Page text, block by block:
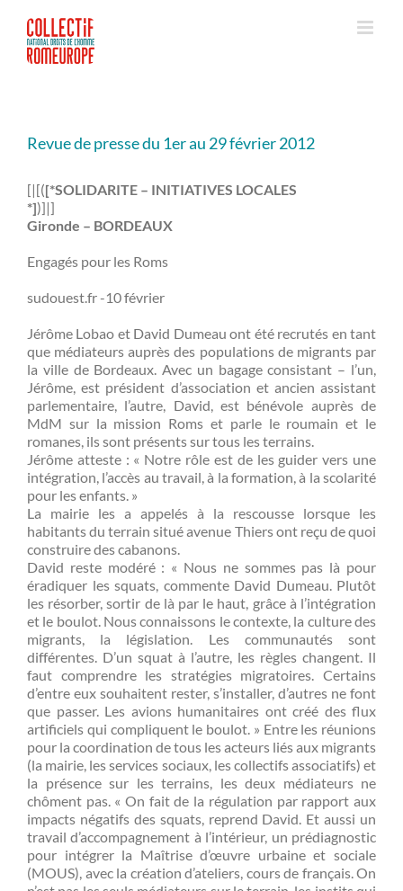
contenu
Revue de presse du 1er au 29 février 2012
[|[([*SOLIDARITE – INITIATIVES LOCALES
*])]|]
Gironde – BORDEAUX
Engagés pour les Roms
sudouest.fr -10 février
Jérôme Lobao et David Dumeau ont été recrutés en tant
que médiateurs auprès des populations de migrants par
la ville de Bordeaux. Avec un bagage consistant – l’un,
Jérôme, est président d’association et ancien assistant
parlementaire, l’autre, David, est bénévole auprès de
MdM sur la mission Roms et parle le roumain et le
romanes, ils sont présents sur tous les terrains.
Jérôme atteste : « Notre rôle est de les guider vers une
intégration, l’accès au travail, à la formation, à la scolarité
pour les enfants. »
La mairie les a appelés à la rescousse lorsque les
habitants du terrain situé avenue Thiers ont reçu de quoi
construire des cabanons.
David reste modéré : « Nous ne sommes pas là pour
éradiquer les squats, commente David Dumeau. Plutôt
les résorber, sortir de là par le haut, grâce à l’intégration
et le boulot. Nous connaissons le contexte, la culture des
migrants, la législation. Les communautés sont
différentes. D’un squat à l’autre, les règles changent. Il
faut comprendre les stratégies migratoires. Certains
d’entre eux souhaitent rester, s’installer, d’autres ne font
que passer. Les avions humanitaires ont créé des flux
artificiels qui compliquent le boulot. » Entre les réunions
pour la coordination de tous les acteurs liés aux migrants
(la mairie, les services sociaux, les collectifs associatifs) et
la présence sur les terrains, les deux médiateurs ne
chôment pas. « On fait de la régulation par rapport aux
impacts négatifs des squats, reprend David. Et aussi un
travail d’accompagnement à l’intérieur, un prédiagnostic
pour intégrer la Maîtrise d’œuvre urbaine et sociale
(MOUS), avec la création d’ateliers, cours de français. On